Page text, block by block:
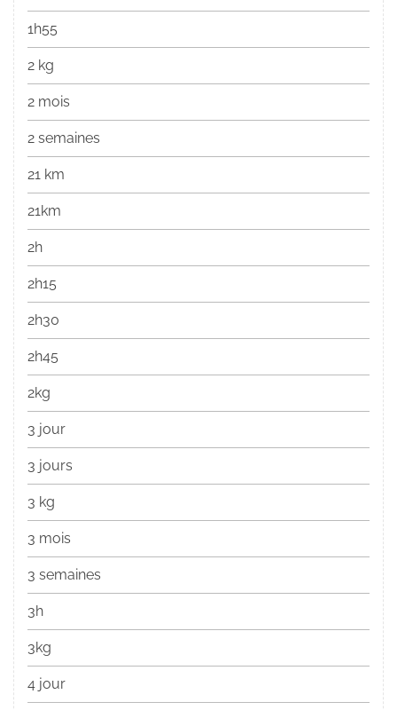
1h55
2 kg
2 mois
2 semaines
21 km
21km
2h
2h15
2h30
2h45
2kg
3 jour
3 jours
3 kg
3 mois
3 semaines
3h
3kg
4 jour